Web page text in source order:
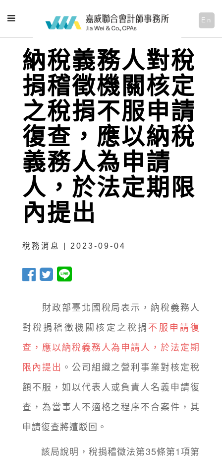
En
納稅義務人對稅
捐稽徵機關核定
之稅捐不服申請
復查，應以納稅
義務人為申請
人，於法定期限
內提出
稅務消息 | 2023-09-04
財政部臺北國稅局表示，納稅義務人
對稅捐稽徵機關核定之稅捐不服申請復
查，應以納稅義務人為申請人，於法定期
限內提出 。公司組織之營利事業對核定稅
額不服，如以代表人或負責人名義申請復
查，為當事人不適格之程序不合案件，其
申請復查將遭駁回。
該局說明，稅捐稽徵法第35條第1項第